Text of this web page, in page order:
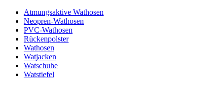
Atmungsaktive Wathosen
Neopren-Wathosen
PVC-Wathosen
Rückenpolster
Wathosen
Watjacken
Watschuhe
Watstiefel